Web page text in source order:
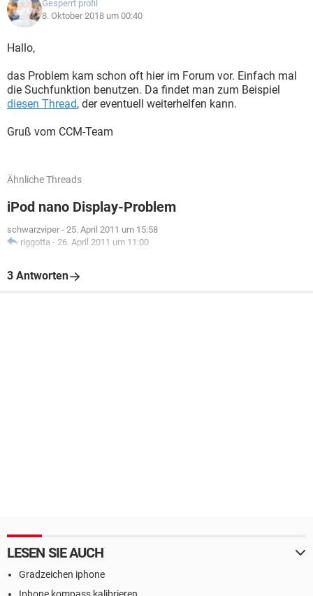
Gesperrt profil
8. Oktober 2018 um 00:40
Hallo,
das Problem kam schon oft hier im Forum vor. Einfach mal
die Suchfunktion benutzen. Da findet man zum Beispiel
diesen Thread, der eventuell weiterhelfen kann.
Gruß vom CCM-Team
Ähnliche Threads
iPod nano Display-Problem
schwarzviper - 25. April 2011 um 15:58
riggotta - 26. April 2011 um 11:00
3 Antworten
LESEN SIE AUCH
Gradzeichen iphone